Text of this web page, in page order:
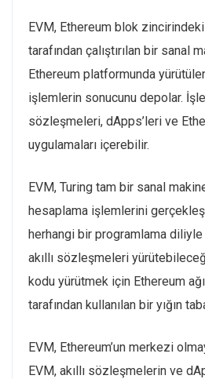
EVM, Ethereum blok
tarafından çalıştırılan bir sanal
Ethereum platformunda
işlemlerin sonucunu depolar.
sözleşmeleri, dApps’leri ve
uygulamaları içerebilir.
EVM, Turing tam bir sanal
hesaplama işlemlerini
herhangi bir programlama diliyle
akıllı sözleşmeleri
kodu yürütmek için Ethereum
tarafından kullanılan bir yığın
EVM, Ethereum’un merkezi
EVM, akıllı sözleşmelerin ve